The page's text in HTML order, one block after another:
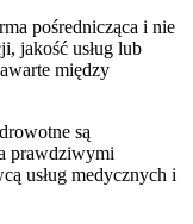
pośrednicząca i nie
jakość usług lub
między
są
prawdziwymi
usług medycznych i